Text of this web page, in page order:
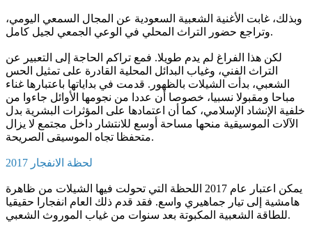
وبذلك، غابت الأغنية الشعبية السعودية عن المجال السمعي اليومي،
وتراجع حضور التراث المحلي في الوعي الجمعي لجيل كامل.
لكن هذا الفراغ لم يدم طويلا. فمع تراكم الحاجة إلى التعبير عن
التراث الفني، وغياب البدائل المحلية القادرة على تمثيل الحس
الشعبي، بدأت الشيلات بالظهور. قدمت في بداياتها باعتبارها غناء
مباحا ومقبولا نسبيا، خصوصا أن عددا من نجومها الأوائل جاءوا من
خلفية الإنشاد الإسلامي، كما أن اعتمادها على المؤثرات البشرية بدل
الآلات الموسيقية منحها مساحة أوسع للانتشار داخل مجتمع لا يزال
متحفظا تجاه الموسيقى الصريحة.
2017 لحظة الانفجار
يمكن اعتبار عام 2017 اللحظة التي تحولت فيها الشيلات من ظاهرة
هامشية إلى تيار جماهيري واسع. فقد قدم ذلك العام انفجارا حقيقيا
للطاقة الشعبية المكبوتة بعد سنوات من غياب الموروث الشعبي.